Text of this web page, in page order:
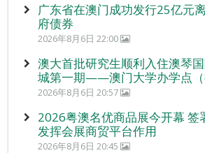
广东省在澳门成功发行25亿元
府债券
2026年8月6日 22:00
澳大首批研究生顺利入住澳琴国
城第一期——澳门大学办学点（
2026年8月6日 20:57
2026粤澳名优商品展今开幕 签
发挥会展商贸平台作用
2026年8月6日 20:45